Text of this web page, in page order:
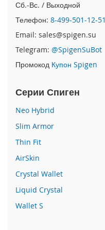
i
h
o
e
1
r
P
h
n
e
1
6
l
Сб.-Вс. / Выходной
Телефон: 8-499-501-12-51
Email: sales@spigen.su
Telegram: @SpigenSuBot
Промокод Купон Spigen
Серии Спиген
Neo Hybrid
Slim Armor
Thin Fit
AirSkin
Crystal Wallet
Liquid Crystal
Wallet S